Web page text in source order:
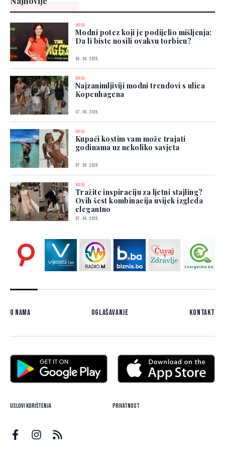
MODA
Modni potez koji je podijelio mišljenja:
Da li biste nosili ovakvu torbicu?
08. 08. 2026.
MODA
Najzanimljiviji modni trendovi s ulica
Kopenhagena
07. 08. 2026.
MODA
Kupaći kostim vam može trajati
godinama uz nekoliko savjeta
07. 08. 2026.
MODA
Tražite inspiraciju za ljetni stajling?
Ovih šest kombinacija uvijek izgleda
elegantno
07. 08. 2026.
O nama Oglašavanje Kontakt
Uslovi korištenja Privatnost